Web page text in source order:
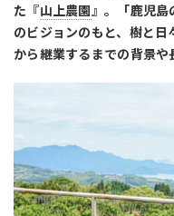
た『山上農園』。「鹿児島
のビジョンのもと、樹と
から継業するまでの背景や